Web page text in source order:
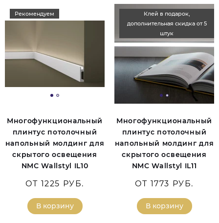
Рекомендуем
Многофункциональный
плинтус потолочный
напольный молдинг для
скрытого освещения
NMC Wallstyl IL10
ОТ 1225 РУБ.
В корзину
Клей в подарок,
дополнительная скидка от 5
штук
Многофункциональный
плинтус потолочный
напольный молдинг для
скрытого освещения
NMC Wallstyl IL11
ОТ 1773 РУБ.
В корзину